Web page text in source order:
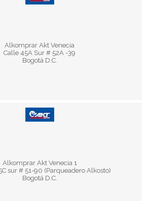
Alkomprar Akt Venecia
Calle 45A Sur # 52A -39
Bogotá D.C.
Lun - Vie 8:30 am - 5:30 pm
Sáb 9:30 am - 3:30 pm
Alkomprar Akt Venecia 1
sur # 51-90 (Parqueadero Alkosto)
Bogotá D.C.
Lun - Vie 8:30 am - 5:30 pm
Sáb 9:30 am - 3:30 pm